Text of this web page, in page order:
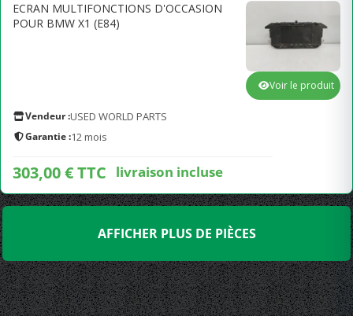
ECRAN MULTIFONCTIONS D'OCCASION
POUR BMW X1 (E84)
Vendeur :USED WORLD PARTS
Garantie :12 mois
303,00 € TTC livraison incluse
Voir le produit
AFFICHER PLUS DE PIÈCES